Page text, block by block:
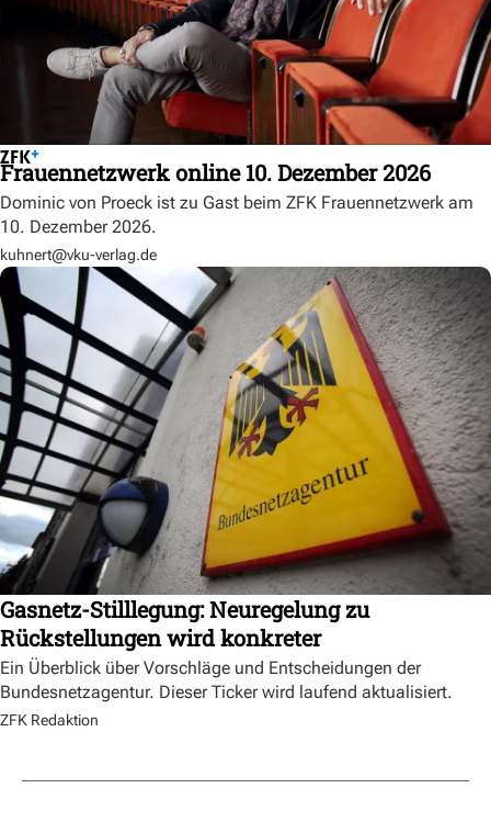
Frauennetzwerk online 10. Dezember 2026
Dominic von Proeck ist zu Gast beim ZFK Frauennetzwerk am
10. Dezember 2026.
kuhnert@vku-verlag.de
Gasnetz-Stilllegung: Neuregelung zu
Rückstellungen wird konkreter
Ein Überblick über Vorschläge und Entscheidungen der
Bundesnetzagentur. Dieser Ticker wird laufend aktualisiert.
ZFK Redaktion